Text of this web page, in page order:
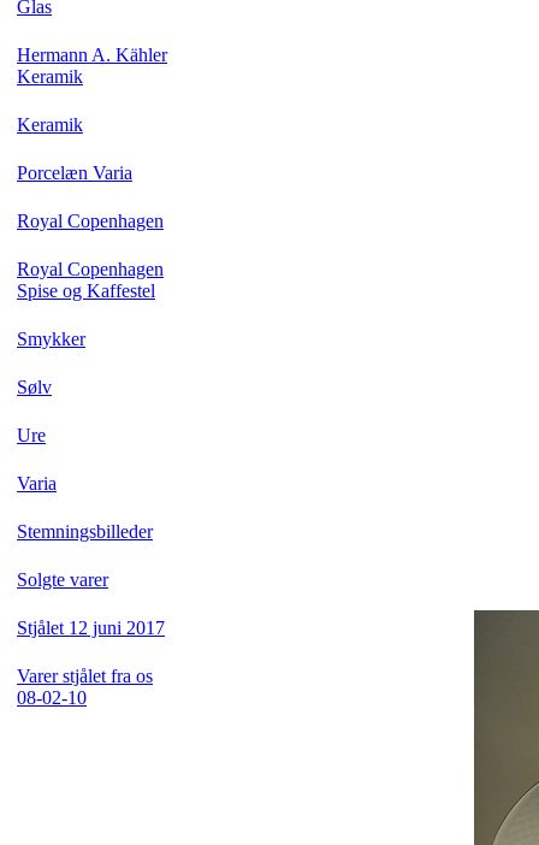
Glas
Hermann A. Kähler
Keramik
Keramik
Porcelæn Varia
Royal Copenhagen
Royal Copenhagen
Spise og Kaffestel
Smykker
Sølv
Ure
Varia
Stemningsbilleder
Solgte varer
Stjålet 12 juni 2017
Varer stjålet fra os
08-02-10